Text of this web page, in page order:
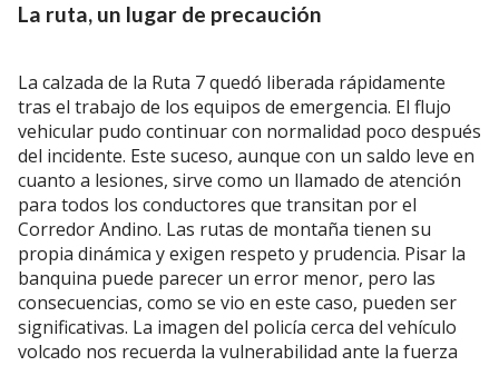
La ruta, un lugar de precaución
La calzada de la Ruta 7 quedó liberada rápidamente
tras el trabajo de los equipos de emergencia. El flujo
vehicular pudo continuar con normalidad poco después
del incidente. Este suceso, aunque con un saldo leve en
cuanto a lesiones, sirve como un llamado de atención
para todos los conductores que transitan por el
Corredor Andino. Las rutas de montaña tienen su
propia dinámica y exigen respeto y prudencia. Pisar la
banquina puede parecer un error menor, pero las
consecuencias, como se vio en este caso, pueden ser
significativas. La imagen del policía cerca del vehículo
volcado nos recuerda la vulnerabilidad ante la fuerza